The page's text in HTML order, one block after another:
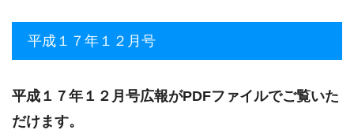
平成１７年１２月号
平成１７年１２月号広報がPDFファイルでご覧いた
だけます。